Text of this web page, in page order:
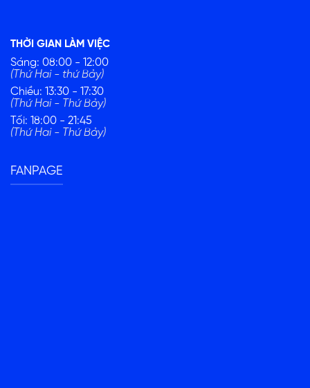
THỜI GIAN LÀM VIỆC
Sáng: 08:00 - 12:00
(Thứ Hai - thứ Bảy)
Chiều: 13:30 - 17:30
(Thứ Hai - Thứ Bảy)
Tối: 18:00 - 21:45
(Thứ Hai - Thứ Bảy)
FANPAGE